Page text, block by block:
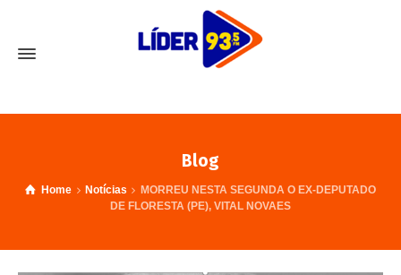
Blog
Home Notícias
MORREU NESTA SEGUNDA O EX-DEPUTADO
DE FLORESTA (PE), VITAL NOVAES